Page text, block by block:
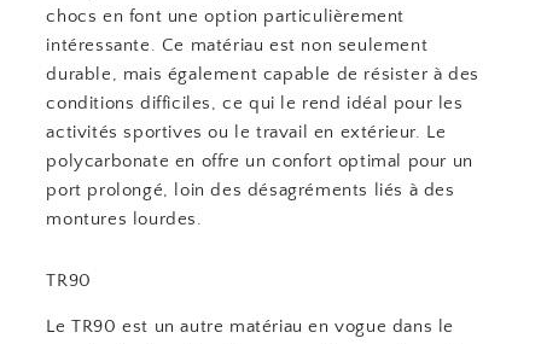
chocs en font une option particulièrement
intéressante. Ce matériau est non seulement
durable, mais également capable de résister à des
conditions difficiles, ce qui le rend idéal pour les
activités sportives ou le travail en extérieur. Le
polycarbonate en offre un confort optimal pour un
port prolongé, loin des désagréments liés à des
montures lourdes.
TR90
Le TR90 est un autre matériau en vogue dans le